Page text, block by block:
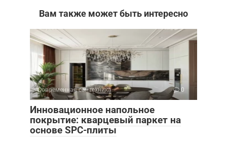
Вам также может быть интересно
Современная сантехника 0
Инновационное напольное
покрытие: кварцевый паркет на
основе SPC-плиты